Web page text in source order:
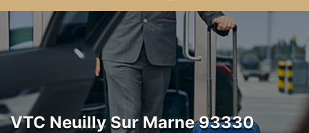
VTC Neuilly Sur Marne 93330